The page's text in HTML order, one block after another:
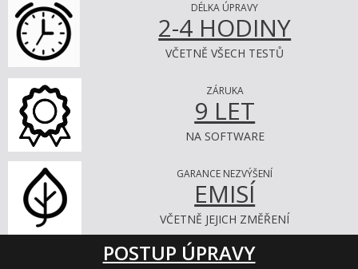
DÉLKA ÚPRAVY
2-4 HODINY
VČETNĚ VŠECH TESTŮ
ZÁRUKA
9 LET
NA SOFTWARE
GARANCE NEZVÝŠENÍ
EMISÍ
VČETNĚ JEJICH ZMĚŘENÍ
POSTUP ÚPRAVY